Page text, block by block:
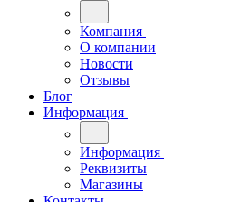
Компания
О компании
Новости
Отзывы
Блог
Информация
Информация
Реквизиты
Магазины